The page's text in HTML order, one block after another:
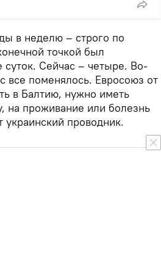
в неделю – строго по
точкой был
суток. Сейчас – четыре. Во-
все поменялось. Евросоюз от
в Балтию, нужно иметь
на проживание или болезнь
украинский проводник.